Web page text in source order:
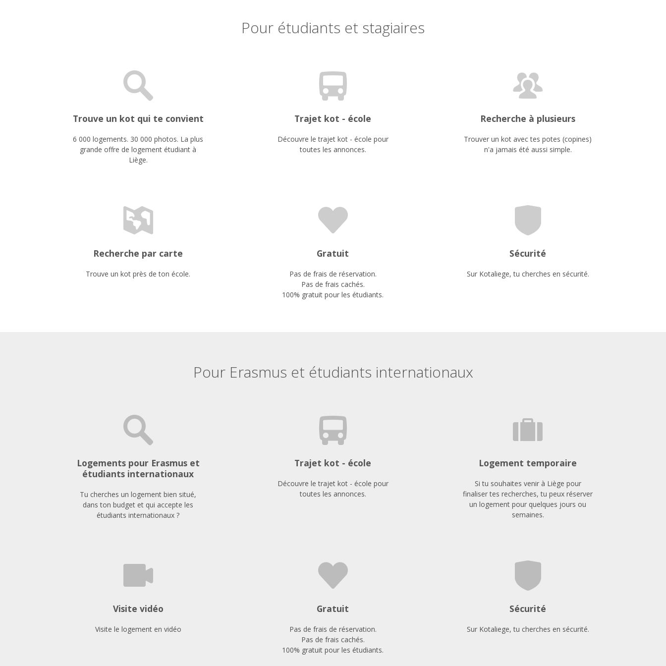
Pour étudiants et stagiaires
Trouve un kot qui te convient
6 000 logements. 30 000 photos. La plus
grande offre de logement étudiant à
Liège.
Trajet kot - école
Découvre le trajet kot - école pour
toutes les annonces.
Recherche à plusieurs
Trouver un kot avec tes potes (copines)
n'a jamais été aussi simple.
Recherche par carte
Trouve un kot près de ton école.
Gratuit
Pas de frais de réservation.
Pas de frais cachés.
100% gratuit pour les étudiants.
Sécurité
Sur Kotaliege, tu cherches en sécurité.
Pour Erasmus et étudiants internationaux
Logements pour Erasmus et
étudiants internationaux
Tu cherches un logement bien situé,
dans ton budget et qui accepte les
étudiants internationaux ?
Trajet kot - école
Découvre le trajet kot - école pour
toutes les annonces.
Logement temporaire
Si tu souhaites venir à Liège pour
finaliser tes recherches, tu peux réserver
un logement pour quelques jours ou
semaines.
Visite vidéo
Visite le logement en vidéo
Gratuit
Pas de frais de réservation.
Pas de frais cachés.
100% gratuit pour les étudiants.
Sécurité
Sur Kotaliege, tu cherches en sécurité.